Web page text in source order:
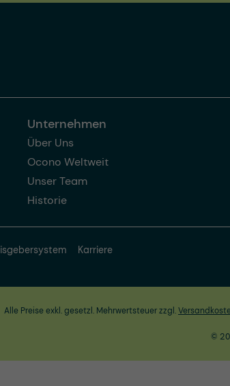
Unternehmen
Über Uns
Ocono Weltweit
Unser Team
Historie
Karriere
Alle Preise exkl. gesetzl. Mehrwertsteuer zzgl.
©